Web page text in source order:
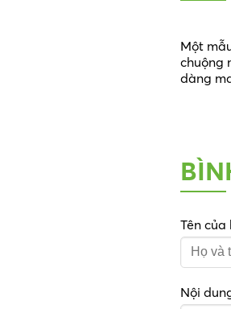
Một
chuộng
dàng
Tên
Nội